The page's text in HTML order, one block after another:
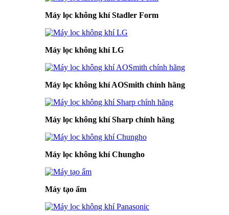
Máy lọc không khí Stadler Form
Máy lọc không khí LG
Máy lọc không khí AOSmith chính hãng
Máy lọc không khí Sharp chính hãng
Máy lọc không khí Chungho
Máy tạo ẩm